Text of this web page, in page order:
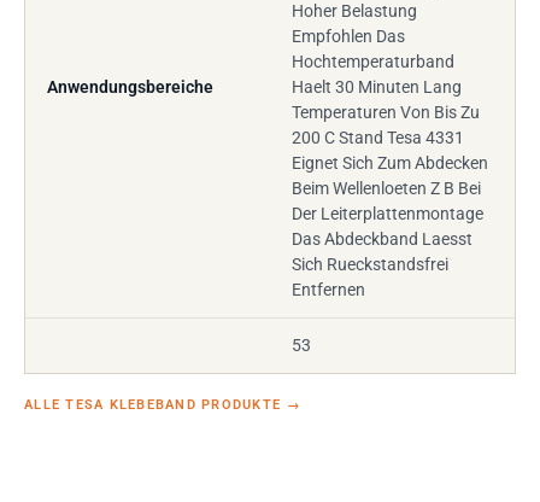
Anwendungsbereiche
Hoher Belastung
Empfohlen Das
Hochtemperaturband
Haelt 30 Minuten Lang
Temperaturen Von Bis Zu
200 C Stand Tesa 4331
Eignet Sich Zum Abdecken
Beim Wellenloeten Z B Bei
Der Leiterplattenmontage
Das Abdeckband Laesst
Sich Rueckstandsfrei
Entfernen
53
ALLE TESA KLEBEBAND PRODUKTE →